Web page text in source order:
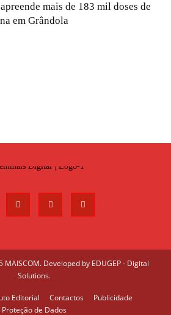
mais de 183 mil doses de
em Grândola
Developed by EDUGEP - Digital
Solutions.
Editorial Contactos
Publicidade
Proteção de Dados